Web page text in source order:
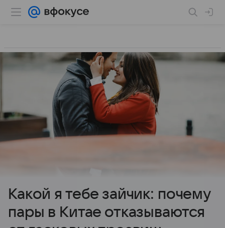
Какой я тебе зайчик: почему
пары в Китае отказываются